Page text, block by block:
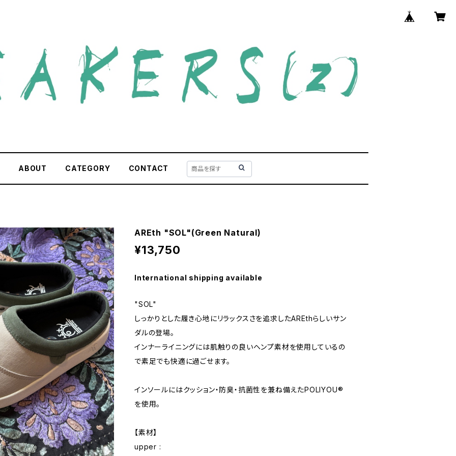
ABOUT CATEGORY CONTACT
AREth "SOL"(Green Natural)
¥13,750
International shipping available
"SOL"
しっかりとした履き心地にリラックスさを追求したAREthらしいサン
ダルの登場。
インナーライニングには肌触りの良いヘンプ素材を使用しているの
で素足でも快適に過ごせます。
インソールにはクッション・防臭・抗菌性を兼ね備えたPOLIYOU®
を使用。
【素材】
upper :